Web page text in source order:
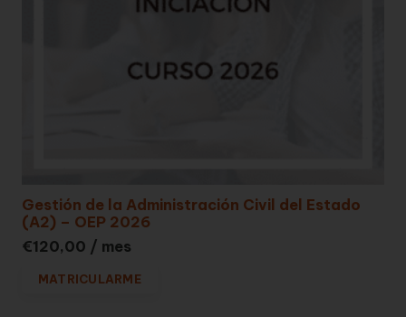
Gestión de la Administración Civil del Estado
(A2) – OEP 2026
€120,00 / mes
MATRICULARME